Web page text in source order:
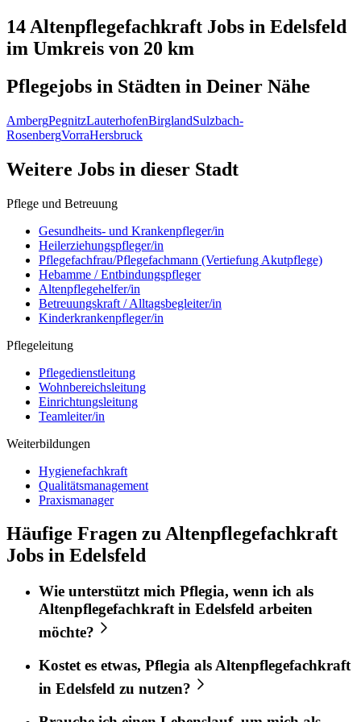
14 Altenpflegefachkraft Jobs in Edelsfeld
im Umkreis von 20 km
Pflegejobs in Städten in Deiner Nähe
AmbergPegnitzLauterhofenBirglandSulzbach-
RosenbergVorraHersbruck
Weitere Jobs in dieser Stadt
Pflege und Betreuung
Gesundheits- und Krankenpfleger/in
Heilerziehungspfleger/in
Pflegefachfrau/Pflegefachmann (Vertiefung Akutpflege)
Hebamme / Entbindungspfleger
Altenpflegehelfer/in
Betreuungskraft / Alltagsbegleiter/in
Kinderkrankenpfleger/in
Pflegeleitung
Pflegedienstleitung
Wohnbereichsleitung
Einrichtungsleitung
Teamleiter/in
Weiterbildungen
Hygienefachkraft
Qualitätsmanagement
Praxismanager
Häufige Fragen zu Altenpflegefachkraft
Jobs in Edelsfeld
Wie unterstützt mich Pflegia, wenn ich als
Altenpflegefachkraftin Edelsfeld arbeiten
möchte?
Kostet es etwas, Pflegia als Altenpflegefachkraft
in Edelsfeld zu nutzen?